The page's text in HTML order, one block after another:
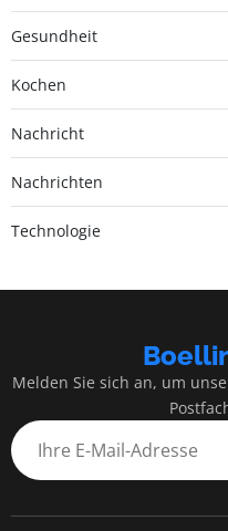
Gesundheit
Kochen
Nachricht
Nachrichten
Technologie
Melden Sie sich an, um